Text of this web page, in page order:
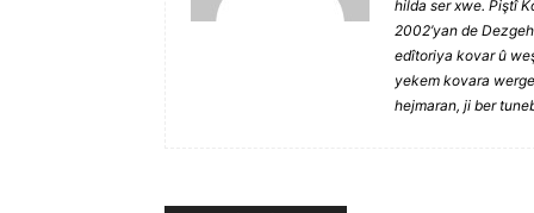
hilda ser xwe. Piştî
2002’yan de
edîtoriya kovar û
yekem kovara
hejmaran, ji ber